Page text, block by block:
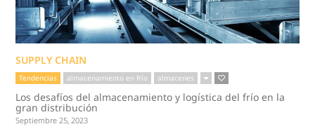
SUPPLY CHAIN
Tendencias almacenamiento en frío almacenes
Los desafíos del almacenamiento y logística del frío en la
gran distribución
Septiembre 25, 2023